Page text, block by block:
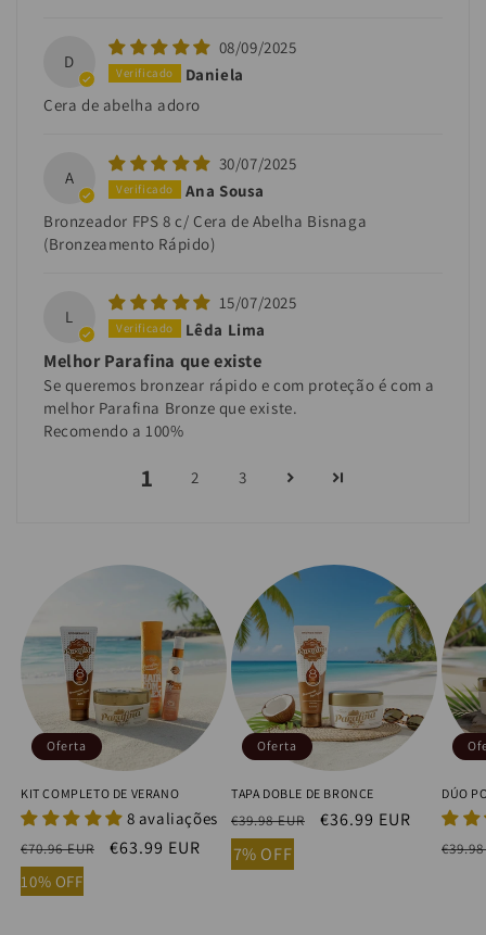
D
08/09/2025
Daniela
Cera de abelha adoro
A
30/07/2025
Ana Sousa
Bronzeador FPS 8 c/ Cera de Abelha Bisnaga
(Bronzeamento Rápido)
L
15/07/2025
Lêda Lima
Melhor Parafina que existe
Se queremos bronzear rápido e com proteção é com a
melhor Parafina Bronze que existe.
Recomendo a 100%
1 2 3
Oferta
KIT COMPLETO DE VERANO
8 avaliações
Precio
habitual
€70.96 EUR
Precio
€63.99 EUR
10% OFF
Oferta
TAPA DOBLE DE BRONCE
Precio
habitual
€39.98 EUR
Precio
€36.99 EUR
7% OFF
DÚO